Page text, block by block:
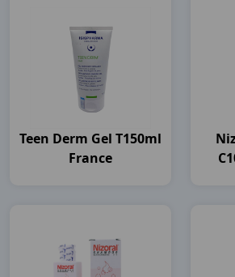
Teen Derm Gel T150ml
France